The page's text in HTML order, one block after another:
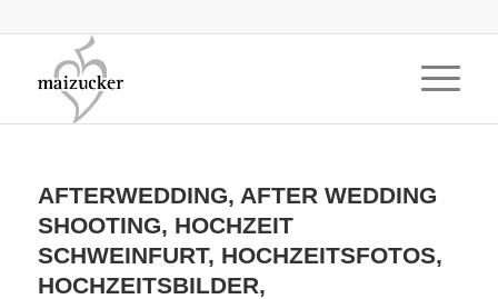
AFTERWEDDING, AFTER WEDDING
SHOOTING, HOCHZEIT
SCHWEINFURT, HOCHZEITSFOTOS,
HOCHZEITSBILDER,